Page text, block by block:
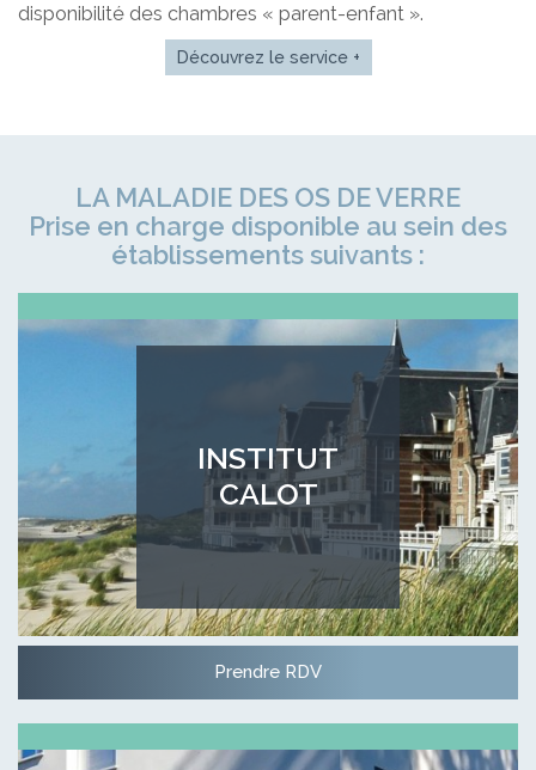
disponibilité des chambres « parent-enfant ».
Découvrez le service +
LA MALADIE DES OS DE VERRE
Prise en charge disponible au sein des
établissements suivants :
INSTITUT
CALOT
Prendre RDV